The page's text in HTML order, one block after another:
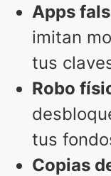
Apps
imitan
tus
Robo
tus
Copias